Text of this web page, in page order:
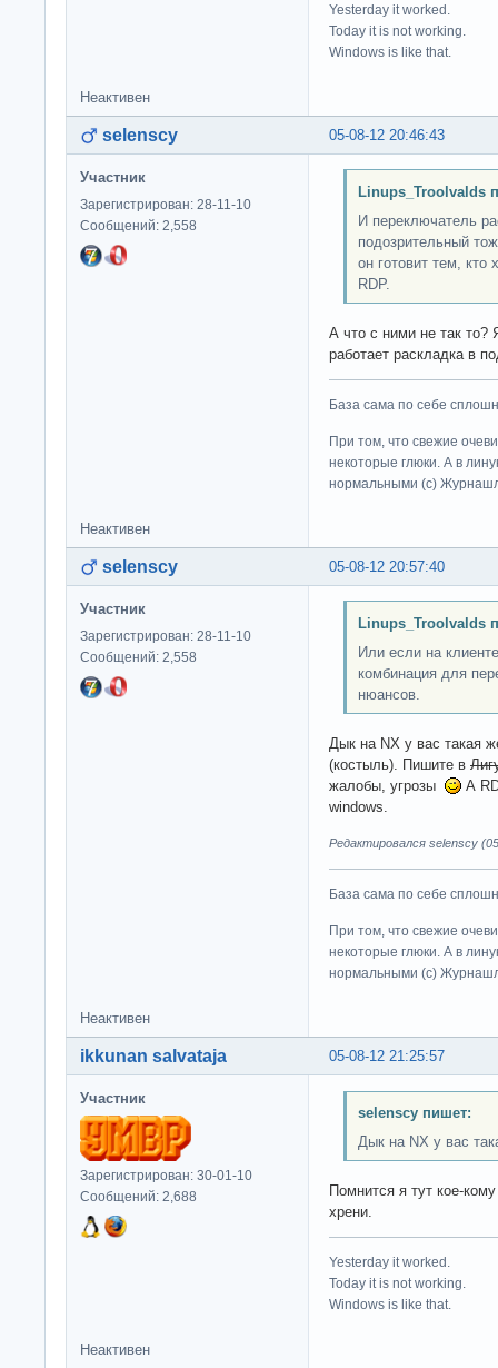
Yesterday it worked.
Today it is not working.
Windows is like that.
Неактивен
05-08-12 20:46:43
selenscy
Участник
Зарегистрирован: 28-11-10
Сообщений: 2,558
Linups_Troolvalds
И переключатель
подозрительный
он готовит тем, кто
RDP.
А что с ними не так то?
работает раскладка в
База сама по себе
При том, что свежие
некоторые глюки. А в
нормальными (c)
Неактивен
05-08-12 20:57:40
selenscy
Участник
Зарегистрирован: 28-11-10
Сообщений: 2,558
Linups_Troolvalds
Или если на
комбинация для
нюансов.
Дык на NX у вас такая
(костыль). Пишите в
жалобы, угрозы
А
windows.
Редактировался selenscy
База сама по себе
При том, что свежие
некоторые глюки. А в
нормальными (c)
Неактивен
05-08-12 21:25:57
ikkunan salvataja
Участник
Зарегистрирован: 30-01-10
Сообщений: 2,688
selenscy пишет:
Дык на NX у вас
Помнится я тут кое-
хрени.
Yesterday it worked.
Today it is not working.
Windows is like that.
Неактивен